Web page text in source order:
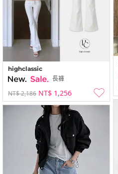
highclassic
長褲
NT$ 2,186 NT$ 1,256